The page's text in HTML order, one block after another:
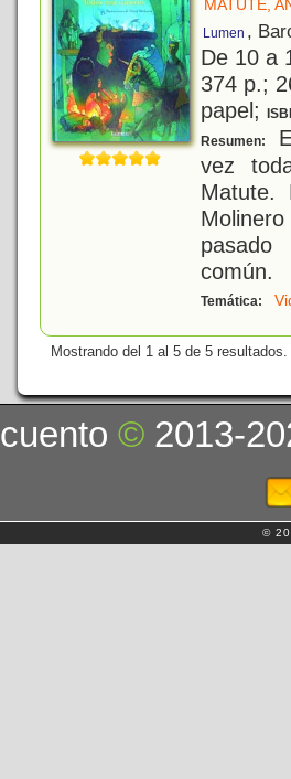
MATUTE,
Lumen ,
De 10 a
374 p.;
papel;
Resumen:
vez
Matute.
común.
Temática:
Mostrando del 1 al 5 de 5 resultados.
cuento© 2013-
©